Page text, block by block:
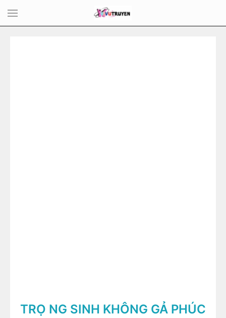
TRỌ NG SINH KHÔNG GẢ PHÚC